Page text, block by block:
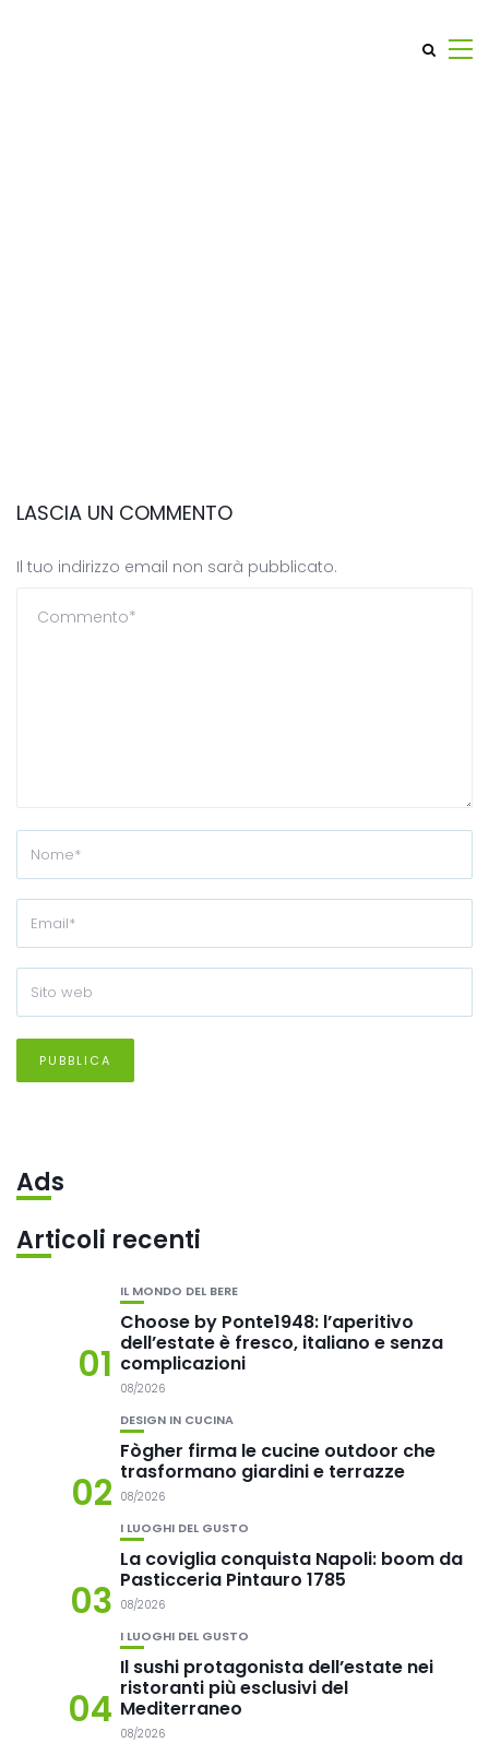
LASCIA UN COMMENTO
Il tuo indirizzo email non sarà pubblicato.
Ads
Articoli recenti
01
IL MONDO DEL BERE
Choose by Ponte1948: l’aperitivo
dell’estate è fresco, italiano e senza
complicazioni
08/2026
02
DESIGN IN CUCINA
Fògher firma le cucine outdoor che
trasformano giardini e terrazze
08/2026
03
I LUOGHI DEL GUSTO
La coviglia conquista Napoli: boom da
Pasticceria Pintauro 1785
08/2026
04
I LUOGHI DEL GUSTO
Il sushi protagonista dell’estate nei
ristoranti più esclusivi del
Mediterraneo
08/2026